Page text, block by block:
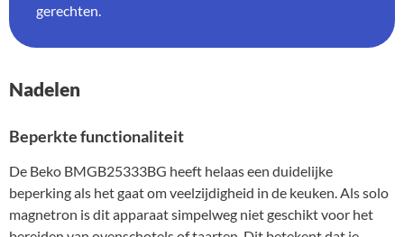
gerechten.
Nadelen
Beperkte functionaliteit
De Beko BMGB25333BG heeft helaas een duidelijke
beperking als het gaat om veelzijdigheid in de keuken. Als solo
magnetron is dit apparaat simpelweg niet geschikt voor het